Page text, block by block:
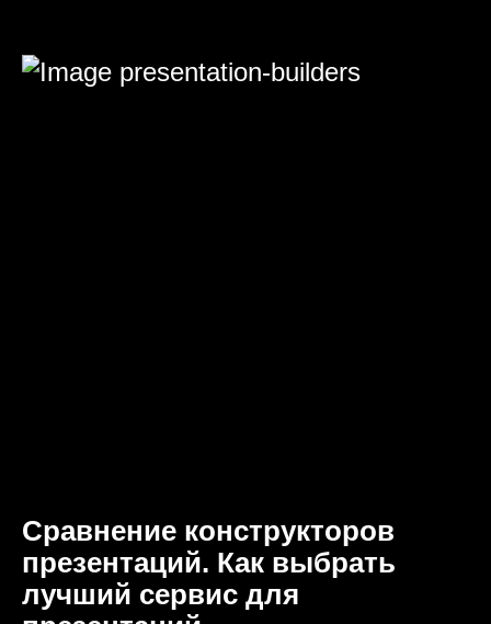
Сравнение конструкторов
презентаций. Как выбрать
лучший сервис для